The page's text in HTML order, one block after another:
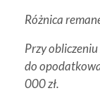
Różnica
Przy
do
000 zł.